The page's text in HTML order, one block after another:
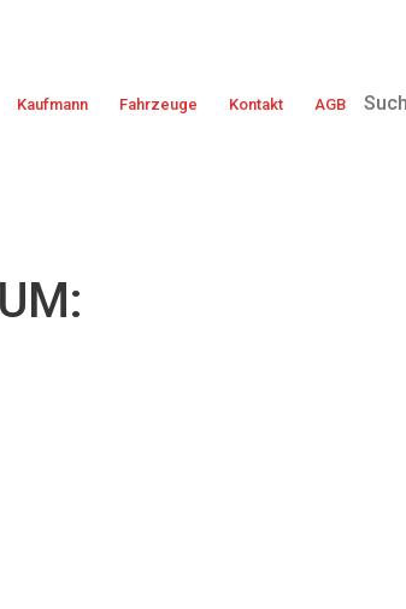
Kaufmann Fahrzeuge Kontakt AGB